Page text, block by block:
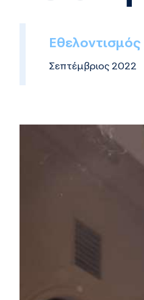
Εθελοντισμός
Σεπτέμβριος 2022